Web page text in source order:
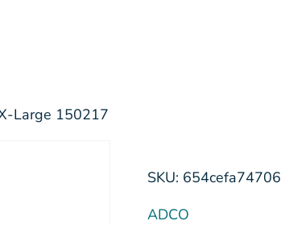
Large 150217
SKU: 654cefa74706
ADCO